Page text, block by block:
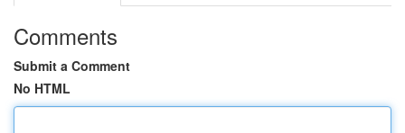
Comments
Submit a Comment
No HTML